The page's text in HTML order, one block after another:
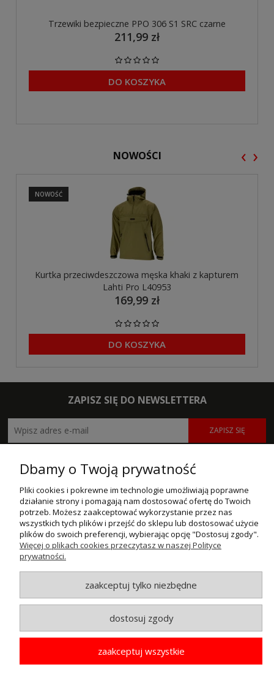
Trzewiki bezpieczne PPO 306 S1 SRC czarne
211,99 zł
DO KOSZYKA
NOWOŚCI
Kurtka przeciwdeszczowa męska khaki z kapturem
Lahti Pro L40953
169,99 zł
DO KOSZYKA
NOWOŚĆ
‹ ›
ZAPISZ SIĘ DO NEWSLETTERA
ZAPISZ SIĘ
MOJE KONTO
PŁATNOŚCI I DOSTAWA
INFORMACJE
O NAS
© MAXSOTE 2026.Wszystkie prawa zastrzeżone.
pokaż pełną wersję strony
Dbamy o Twoją prywatność
Pliki cookies i pokrewne im technologie umożliwiają poprawne
działanie strony i pomagają nam dostosować ofertę do Twoich
potrzeb. Możesz zaakceptować wykorzystanie przez nas
wszystkich tych plików i przejść do sklepu lub dostosować użycie
plików do swoich preferencji, wybierając opcję "Dostosuj zgody".
Więcej o plikach cookies przeczytasz w naszej Polityce
prywatności.
zaakceptuj tylko niezbędne
dostosuj zgody
zaakceptuj wszystkie